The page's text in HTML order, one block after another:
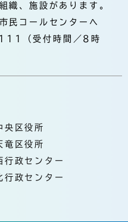
織、施設があります。
民コールセンターへ
（受付時間／8時
央区役所
竜区役所
行政センター
行政センター